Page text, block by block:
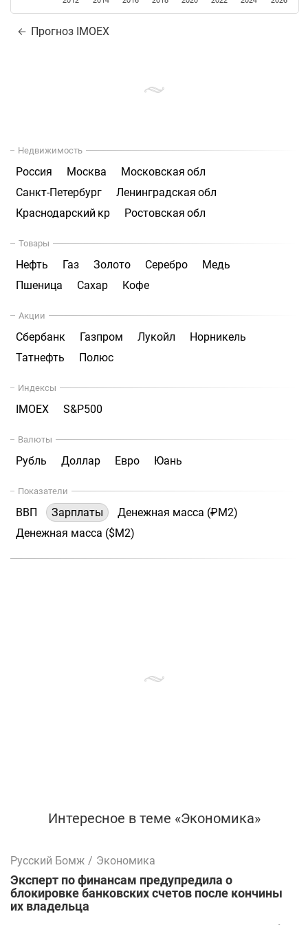
Прогноз IMOEX
Недвижимость
Россия Москва
Московская обл
Санкт-Петербург
Ленинградская обл
Краснодарский кр
Ростовская обл
Товары
Нефть Газ Золото Серебро
Медь
Пшеница
Сахар Кофе
Акции
Сбербанк Газпром Лукойл
Норникель
Татнефть
Полюс
Индексы
IMOEX S&P500
Валюты
Рубль Доллар Евро Юань
Показатели
ВВП Зарплаты
Денежная масса (₽М2)
Денежная масса ($М2)
Интересное в теме «Экономика»
Русский Бомж / Экономика
Эксперт по финансам предупредила о
блокировке банковских счетов после кончины
их владельца